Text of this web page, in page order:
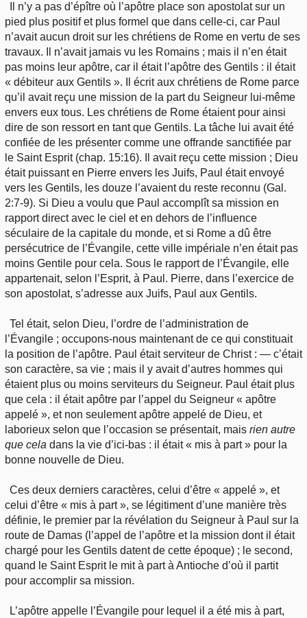
Il n’y a pas d’épître où l’apôtre place son apostolat sur un
pied plus positif et plus formel que dans celle-ci, car Paul
n’avait aucun droit sur les chrétiens de Rome en vertu de ses
travaux. Il n’avait jamais vu les Romains ; mais il n’en était
pas moins leur apôtre, car il était l’apôtre des Gentils : il était
« débiteur aux Gentils ». Il écrit aux chrétiens de Rome parce
qu’il avait reçu une mission de la part du Seigneur lui-même
envers eux tous. Les chrétiens de Rome étaient pour ainsi
dire de son ressort en tant que Gentils. La tâche lui avait été
confiée de les présenter comme une offrande sanctifiée par
le Saint Esprit (chap. 15:16). Il avait reçu cette mission ; Dieu
était puissant en Pierre envers les Juifs, Paul était envoyé
vers les Gentils, les douze l’avaient du reste reconnu (Gal.
2:7-9). Si Dieu a voulu que Paul accomplît sa mission en
rapport direct avec le ciel et en dehors de l’influence
séculaire de la capitale du monde, et si Rome a dû être
persécutrice de l’Évangile, cette ville impériale n’en était pas
moins Gentile pour cela. Sous le rapport de l’Évangile, elle
appartenait, selon l’Esprit, à Paul. Pierre, dans l’exercice de
son apostolat, s’adresse aux Juifs, Paul aux Gentils.
Tel était, selon Dieu, l’ordre de l’administration de
l’Évangile ; occupons-nous maintenant de ce qui constituait
la position de l’apôtre. Paul était serviteur de Christ : — c’était
son caractère, sa vie ; mais il y avait d’autres hommes qui
étaient plus ou moins serviteurs du Seigneur. Paul était plus
que cela : il était apôtre par l’appel du Seigneur « apôtre
appelé », et non seulement apôtre appelé de Dieu, et
laborieux selon que l’occasion se présentait, mais rien autre
que cela dans la vie d’ici-bas : il était « mis à part » pour la
bonne nouvelle de Dieu.
Ces deux derniers caractères, celui d’être « appelé », et
celui d’être « mis à part », se légitiment d’une manière très
définie, le premier par la révélation du Seigneur à Paul sur la
route de Damas (l’appel de l’apôtre et la mission dont il était
chargé pour les Gentils datent de cette époque) ; le second,
quand le Saint Esprit le mit à part à Antioche d’où il partit
pour accomplir sa mission.
L’apôtre appelle l’Évangile pour lequel il a été mis à part,